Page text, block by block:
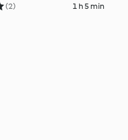
(2) 1 h 5 min